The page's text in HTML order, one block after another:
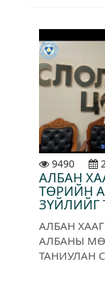
9490
АЛБАН
ТӨРИЙН
ЗҮЙЛИЙГ
АЛБАН
АЛБАНЫ
ТАНИУЛАН